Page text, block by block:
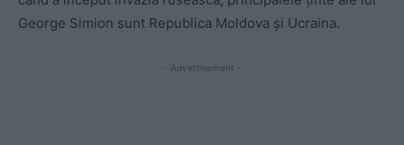
George Simion sunt Republica Moldova și Ucraina.
- Advertisement -